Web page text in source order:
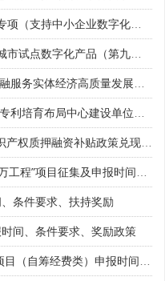
闭环核验。新政明确由
海关总署、税务总局开展
对企业研发报表、汇算清
行核验，确保数据真实一
等行为，直接取消资格并
信用约束长效化。新版
假材料外，发生重大质量
税骗税等均会被撤销资
新投入与运行质量，接受
挥创新作用，杜绝"重认
型项目（第十一批）入库储备申报时间、条件要求、补助奖励
（第九批）征集申报时间、条件要求
知识产权融资）政策兑现申报时间、条件要求、扶持奖励
设单位申报时间、条件要求、扶持奖励
政策兑现申报时间、条件要求、资助奖励
集及申报时间、条件要求、资助奖励
条件要求、扶持奖励
间、条件要求、奖励政策
筹经费类）申报时间、条件要求